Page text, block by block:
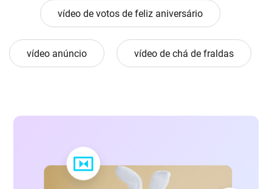
vídeo de votos de feliz aniversário
vídeo anúncio vídeo de chá de fraldas